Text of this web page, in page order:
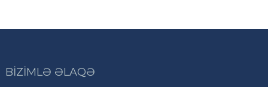
BİZİMLƏ ƏLAQƏ